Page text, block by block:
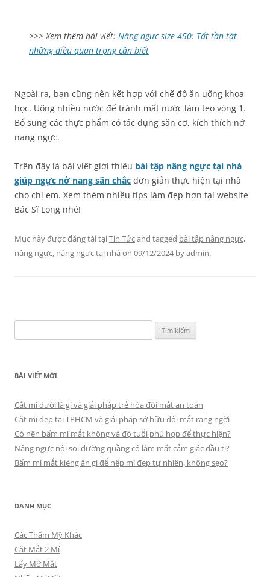
>>> Xem thêm bài viết: Nâng ngực size 450: Tất tần tật
những điều quan trọng cần biết
Ngoài ra, bạn cũng nên kết hợp với chế độ ăn uống khoa
học. Uống nhiều nước để tránh mất nước làm teo vòng 1.
Bổ sung các thực phẩm có tác dụng săn cơ, kích thích nở
nang ngực.
Trên đây là bài viết giới thiệu bài tập nâng ngực tại nhà
giúp ngực nở nang săn chắc đơn giản thực hiện tại nhà
cho chị em. Xem thêm nhiều tips làm đẹp hơn tại website
Bác Sĩ Long nhé!
Mục này được đăng tải tạiTin Tứcand tagged bài tập nâng ngực,
nâng ngực, nâng ngực tại nhà on 09/12/2024byadmin.
kiếm
BÀI VIẾT MỚI
Cắt mí dưới là gì và giải pháp trẻ hóa đôi mắt an toàn
Cắt mí đẹp tại TPHCM và giải pháp sở hữu đôi mắt rạng ngời
Có nên bấm mí mắt không và độ tuổi phù hợp để thực hiện?
Nâng ngực nội soi đường quầng có làm mất cảm giác đầu ti?
Bấm mí mắt kiêng ăn gì để nếp mí đẹp tự nhiên, không sẹo?
DANH MỤC
Các Thẩm Mỹ Khác
Cắt Mắt 2 Mí
Lấy Mỡ Mắt